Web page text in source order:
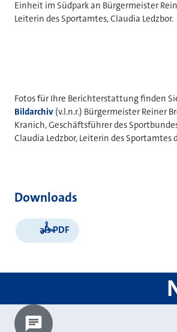
Einheit im Südpark an Bürgermeister
Leiterin des Sportamtes, Claudia Ledzbor.
Fotos für Ihre Berichterstattung finden
Bildarchiv (v.l.n.r.) Bürgermeister Reiner
Kranich, Geschäftsführer des
Claudia Ledzbor, Leiterin des Sportamtes
Downloads
als PDF